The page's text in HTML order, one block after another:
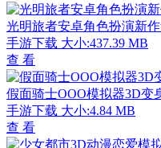
光明旅者安卓角色扮演新作
手游下载 大小:437.39 MB
查 看
假面骑士OOO模拟器3D变
手游下载 大小:4.84 MB
查 看